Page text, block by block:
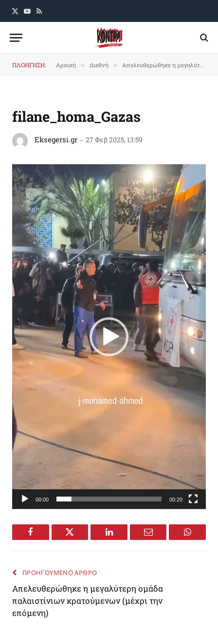
X
YouTube
RSS
ΠΛΟΗΓΗΣΗ: Αρχική » Διεθνή » Απελευθερώθηκε η μεγαλύτερη ομάδα παλαιστίνιων κρατούμενων (μέχρι την επόμενη)
filane_homa_Gazas
Eksegersi.gr 27 Φεβ 2025, 13:59
Πρόγραμμα
Αναπαραγωγής
Βίντεο
00:00 00:20
Facebook Twitter LinkedIn Email
ΠΡΟΗΓΟΥΜΕΝΟ ΑΡΘΡΟ
Απελευθερώθηκε η μεγαλύτερη ομάδα
παλαιστίνιων κρατούμενων (μέχρι την
επόμενη)